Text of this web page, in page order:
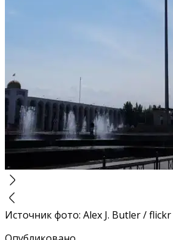
Источник фото: Alex J. Butler / flickr